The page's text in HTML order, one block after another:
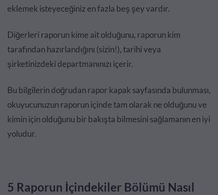
eklemek isteyeceğiniz en fazla beş şey vardır.
Diğerleri raporun kime ait olduğunu, raporun kim
tarafından hazırlandığını (sizin!), tarihi veya
şirketinizdeki departmanınızı içerir.
Bu bilgilerin doğrudan rapor kapak sayfasında bulunması,
okuyucunuzun raporun içinde tam olarak ne olduğunu ve
kimin için olduğunu bir bakışta bilmesini sağlamanın en iyi
yoludur.
5 Raporun İçindekiler Bölümü Nasıl